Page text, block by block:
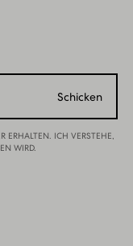
Schicken
ICH VERSTEHE,
WIRD.